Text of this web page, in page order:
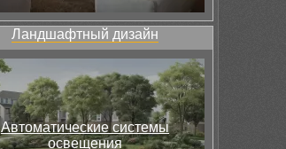
Ландшафтный дизайн
Автоматические системы
освещения